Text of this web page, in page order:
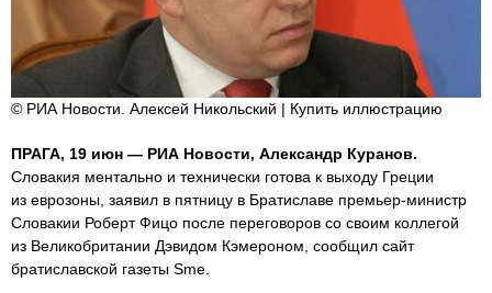
© РИА Новости. Алексей Никольский | Купить иллюстрацию
ПРАГА, 19 июн — РИА Новости, Александр Куранов.
Словакия ментально и технически готова к выходу Греции
из еврозоны, заявил в пятницу в Братиславе премьер-министр
Словакии Роберт Фицо после переговоров со своим коллегой
из Великобритании Дэвидом Кэмероном, сообщил сайт
братиславской газеты Sme.